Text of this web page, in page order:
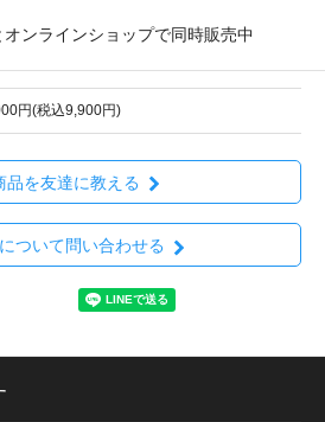
ンラインショップで同時販売中
円(税込9,900円)
品を友達に教える
ついて問い合わせる